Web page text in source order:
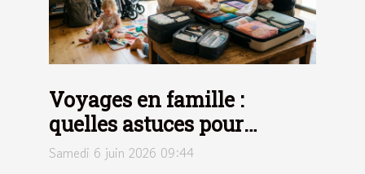
Voyages en famille :
quelles astuces pour
optimiser l’organisation
Samedi 6 juin 2026 09:44